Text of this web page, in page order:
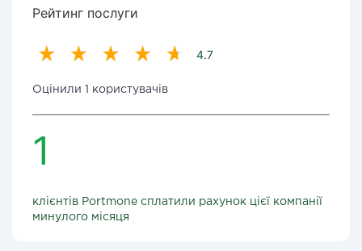
Рейтинг послуги
4.7
Оцінили 1 користувачів
1
клієнтів Portmone сплатили рахунок цієї компанії
минулого місяця